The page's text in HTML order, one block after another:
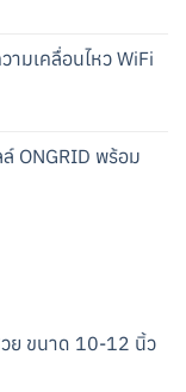
ามเคลื่อนไหว WiFi
ล์ ONGRID พร้อม
ย ขนาด 10-12 นิ้ว